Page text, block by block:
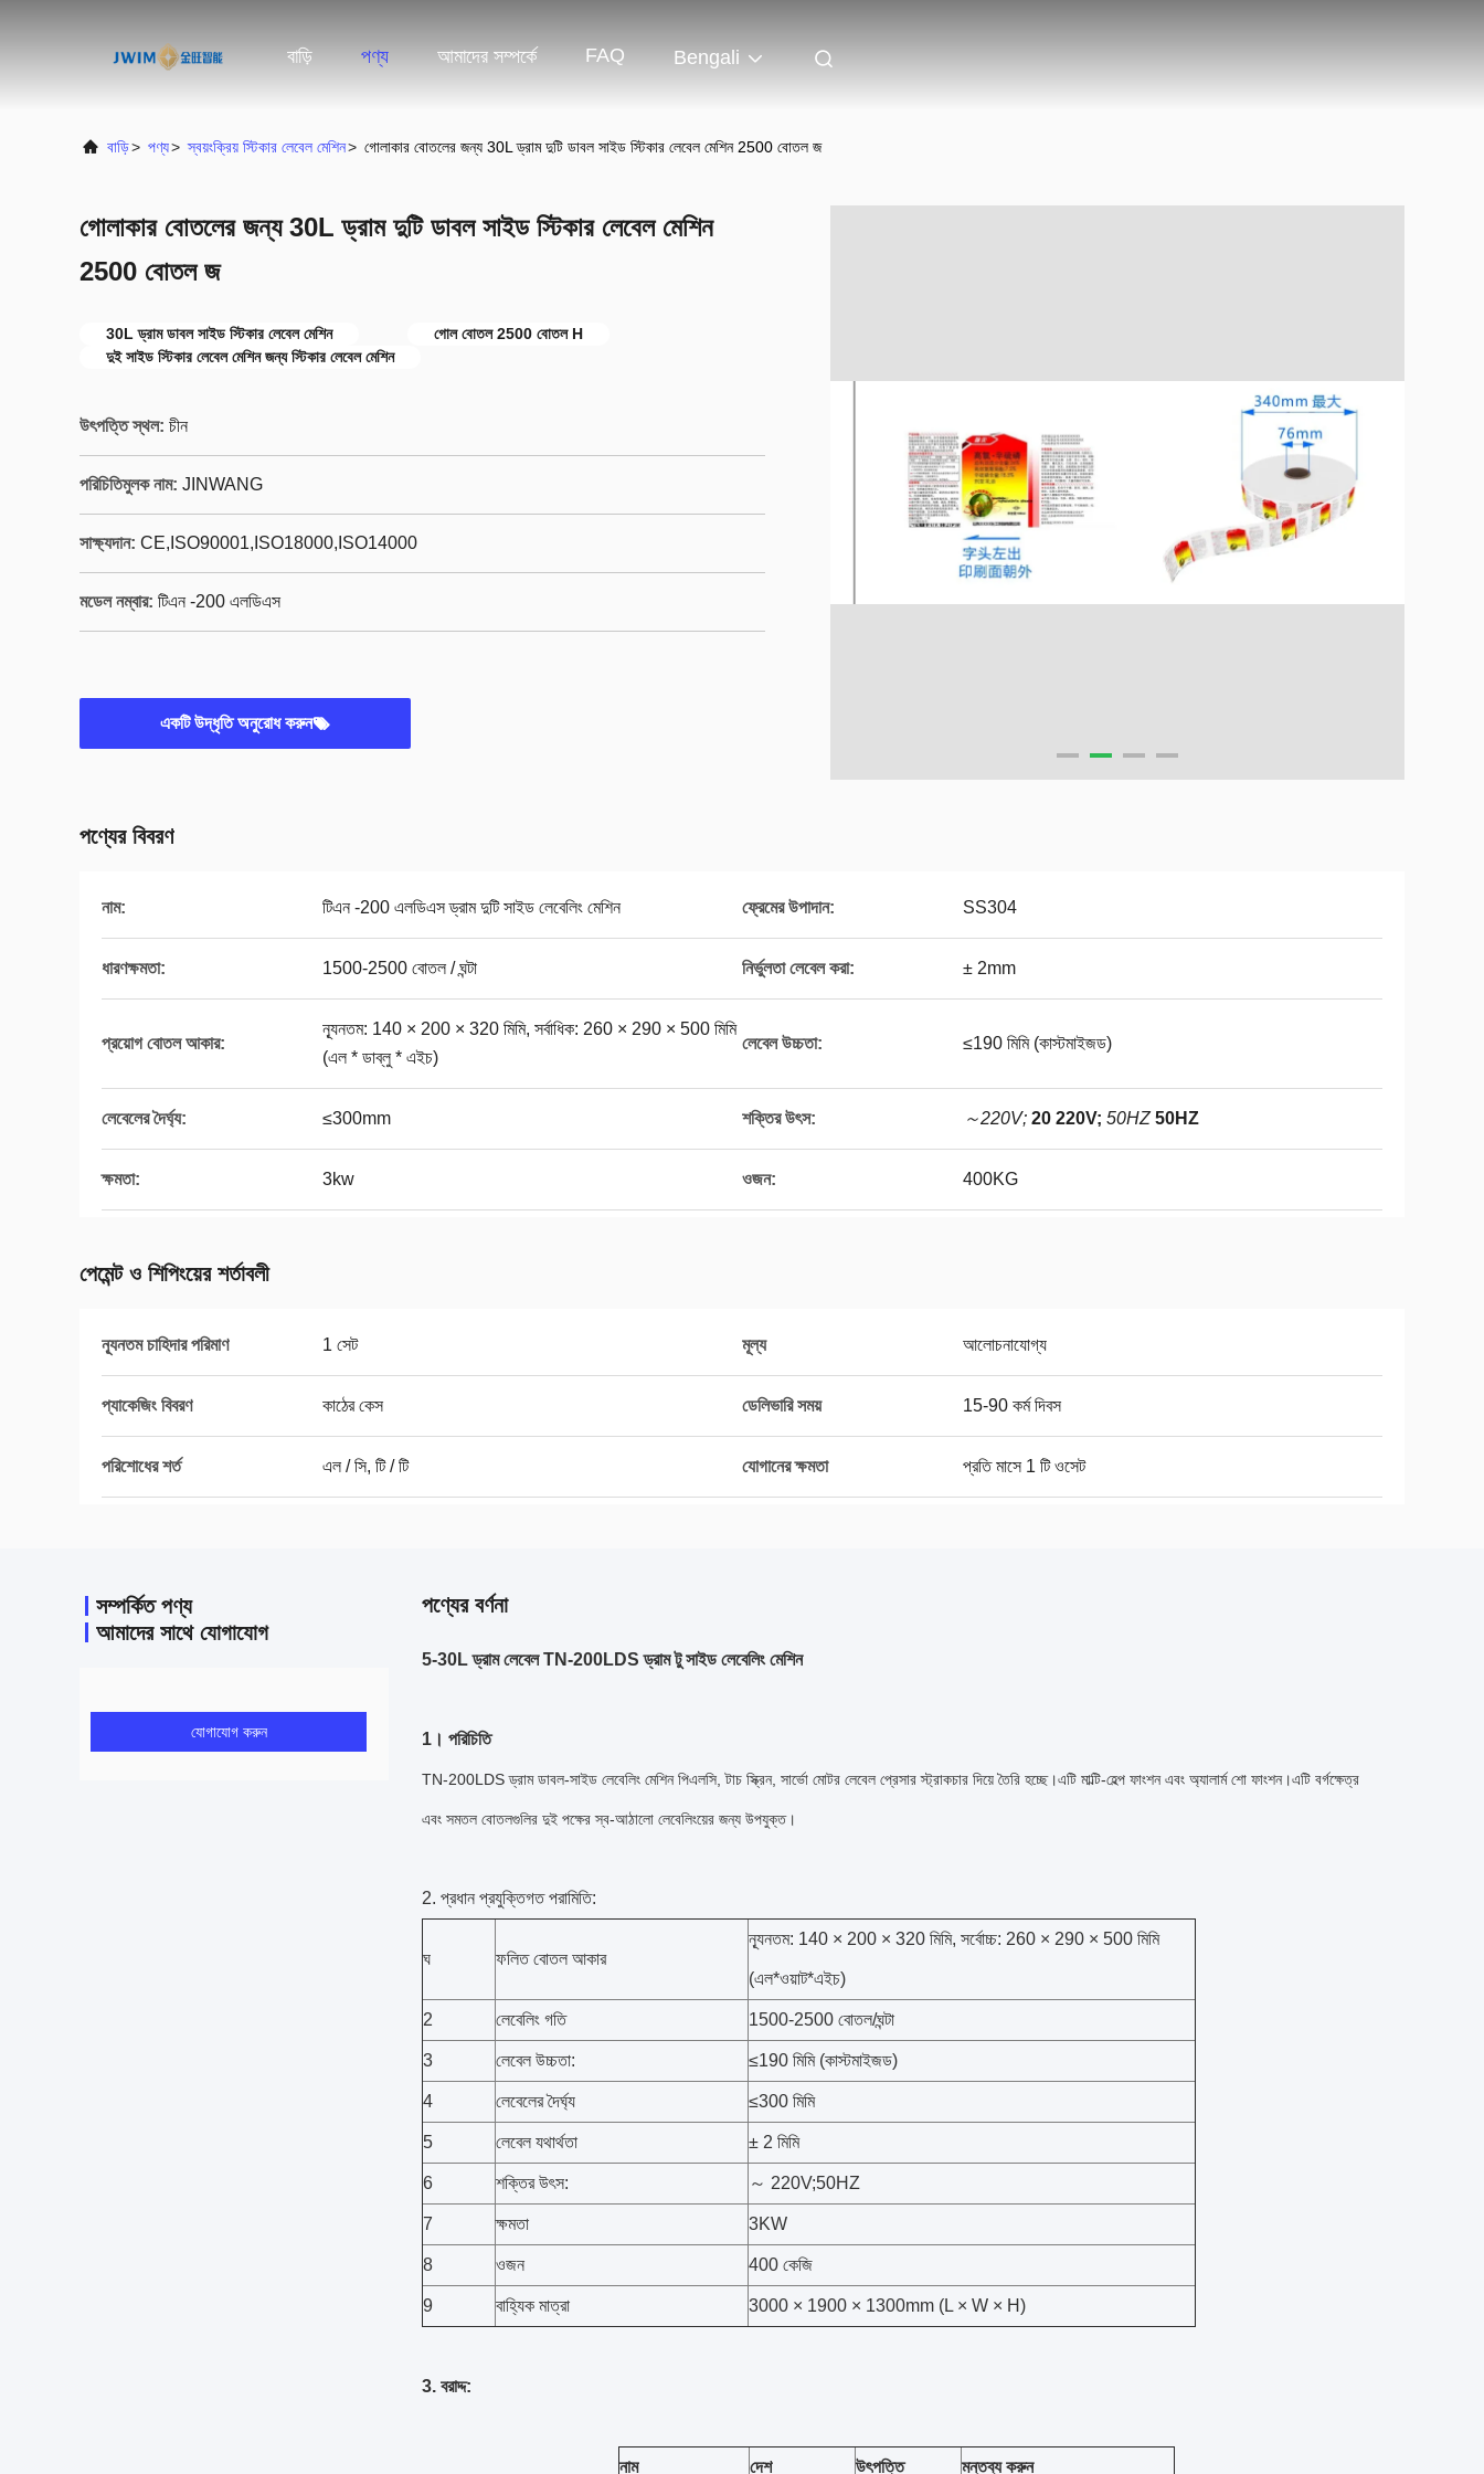
বাড়ি পণ্য আমাদের সম্পর্কে FAQ Bengali
বাড়ি> পণ্য> স্বয়ংক্রিয় স্টিকার লেবেল মেশিন> গোলাকার বোতলের জন্য 30L ড্রাম দুটি ডাবল সাইড স্টিকার লেবেল মেশিন 2500 বোতল জ
গোলাকার বোতলের জন্য 30L ড্রাম দুটি ডাবল সাইড স্টিকার লেবেল মেশিন
2500 বোতল জ
30L ড্রাম ডাবল সাইড স্টিকার লেবেল মেশিন
গোল বোতল 2500 বোতল H
দুই সাইড স্টিকার লেবেল মেশিন জন্য স্টিকার লেবেল মেশিন
উৎপত্তি স্থল: চীন
পরিচিতিমুলক নাম: JINWANG
সাক্ষ্যদান: CE,ISO90001,ISO18000,ISO14000
মডেল নম্বার: টিএন -200 এলডিএস
একটি উদ্ধৃতি অনুরোধ করুন
পণ্যের বিবরণ
নাম: টিএন -200 এলডিএস ড্রাম দুটি সাইড লেবেলিং মেশিন ফ্রেমের উপাদান: SS304
ধারণক্ষমতা: 1500-2500 বোতল / ঘন্টা নির্ভুলতা লেবেল করা: ± 2mm
প্রয়োগ বোতল আকার:
ন্যূনতম: 140 × 200 × 320 মিমি, সর্বাধিক: 260 × 290 × 500 মিমি
(এল * ডাব্লু * এইচ)
লেবেল উচ্চতা: ≤190 মিমি (কাস্টমাইজড)
লেবেলের দৈর্ঘ্য: ≤300mm শক্তির উৎস: ～220V; 20 220V; 50HZ 50HZ
ক্ষমতা: 3kw ওজন: 400KG
পেমেন্ট ও শিপিংয়ের শর্তাবলী
ন্যূনতম চাহিদার পরিমাণ 1 সেট মূল্য আলোচনাযোগ্য
প্যাকেজিং বিবরণ কাঠের কেস ডেলিভারি সময় 15-90 কর্ম দিবস
পরিশোধের শর্ত এল / সি, টি / টি যোগানের ক্ষমতা প্রতি মাসে 1 টি ওসেট
সম্পর্কিত পণ্য
আমাদের সাথে যোগাযোগ
যোগাযোগ করুন
পণ্যের বর্ণনা
5-30L ড্রাম লেবেল TN-200LDS ড্রাম টু সাইড লেবেলিং মেশিন
1। পরিচিতি
TN-200LDS ড্রাম ডাবল-সাইড লেবেলিং মেশিন পিএলসি, টাচ স্ক্রিন, সার্ভো মোটর লেবেল প্রেসার স্ট্রাকচার দিয়ে তৈরি হচ্ছে।এটি মাল্টি-হেল্প ফাংশন এবং অ্যালার্ম শো ফাংশন।এটি বর্গক্ষেত্র
এবং সমতল বোতলগুলির দুই পক্ষের স্ব-আঠালো লেবেলিংয়ের জন্য উপযুক্ত।
2. প্রধান প্রযুক্তিগত পরামিতি:
ঘ ফলিত বোতল আকার
ন্যূনতম: 140 × 200 × 320 মিমি, সর্বোচ্চ: 260 × 290 × 500 মিমি
(এল*ওয়াট*এইচ)
2 লেবেলিং গতি 1500-2500 বোতল/ঘন্টা
3 লেবেল উচ্চতা: ≤190 মিমি (কাস্টমাইজড)
4 লেবেলের দৈর্ঘ্য ≤300 মিমি
5 লেবেল যথার্থতা ± 2 মিমি
6 শক্তির উৎস: ～ 220V;50HZ
7 ক্ষমতা 3KW
8 ওজন 400 কেজি
9 বাহ্যিক মাত্রা 3000 × 1900 × 1300mm (L × W × H)
3. বরাদ্দ:
নাম দেশ উৎপত্তি মন্তব্য করুন